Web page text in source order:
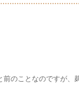
前のことなのですが